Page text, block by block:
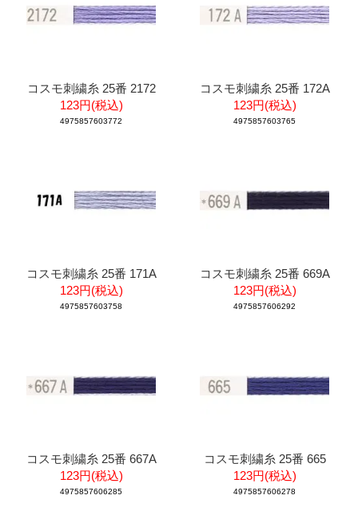
コスモ刺繍糸 25番 2172
123円(税込)
4975857603772
コスモ刺繍糸 25番 172A
123円(税込)
4975857603765
コスモ刺繍糸 25番 171A
123円(税込)
4975857603758
コスモ刺繍糸 25番 669A
123円(税込)
4975857606292
コスモ刺繍糸 25番 667A
123円(税込)
4975857606285
コスモ刺繍糸 25番 665
123円(税込)
4975857606278